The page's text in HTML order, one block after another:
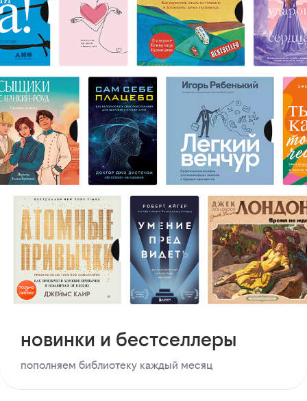
новинки и бестселлеры
пополняем библиотеку каждый месяц